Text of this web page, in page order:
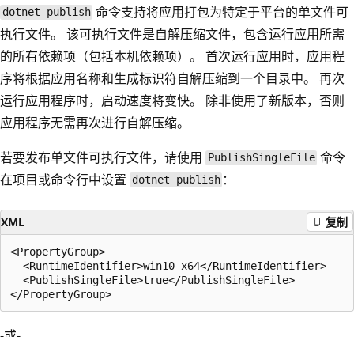
dotnet publish 命令支持将应用打包为特定于平台的单文件可
执行文件。 该可执行文件是自解压缩文件，包含运行应用所需
的所有依赖项（包括本机依赖项）。 首次运行应用时，应用程
序将根据应用名称和生成标识符自解压缩到一个目录中。 再次
运行应用程序时，启动速度将变快。 除非使用了新版本，否则
应用程序无需再次进行自解压缩。
若要发布单文件可执行文件，请使用 PublishSingleFile 命令
在项目或命令行中设置 dotnet publish ：
XML 复制
<PropertyGroup>
  <RuntimeIdentifier>win10-x64</RuntimeIdentifier>
  <PublishSingleFile>true</PublishSingleFile>